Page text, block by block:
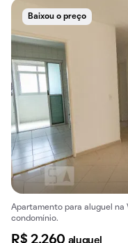
Baixou o preço
Apartamento para aluguel na
condomínio.
R$ 2.260 aluguel